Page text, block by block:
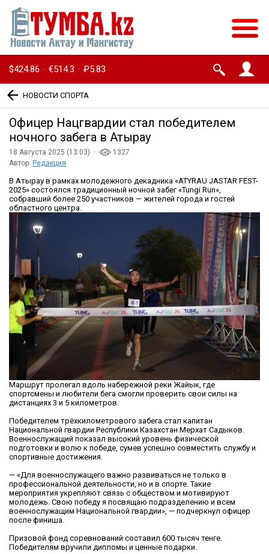
$424.86 · €514.3 · ₽5.83
НОВОСТИ СПОРТА
Офицер Нацгвардии стал победителем
ночного забега в Атырау
18 Августа 2025 (13:03) ·
1327
Автор: Редакция
В Атырау в рамках молодежного декадника «ATYRAU JASTAR FEST-
2025» состоялся традиционный ночной забег «Tungi Run»,
собравший более 250 участников — жителей города и гостей
областного центра.
Маршрут пролегал вдоль набережной реки Жайык, где
спортсмены и любители бега смогли проверить свои силы на
дистанциях 3 и 5 километров.
Победителем трёхкилометрового забега стал капитан
Национальной гвардии Республики Казахстан Мерхат Садыков.
Военнослужащий показал высокий уровень физической
подготовки и волю к победе, сумев успешно совместить службу и
спортивные достижения.
— «Для военнослужащего важно развиваться не только в
профессиональной деятельности, но и в спорте. Такие
мероприятия укрепляют связь с обществом и мотивируют
молодежь. Свою победу я посвящаю подразделению и всем
военнослужащим Национальной гвардии», — подчеркнул офицер
после финиша.
Призовой фонд соревнований составил 600 тысяч тенге.
Победителям вручили дипломы и ценные подарки.